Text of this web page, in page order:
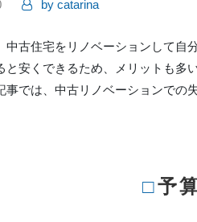
by catarina
中古住宅をリノベーションして自
と安くできるため、メリットも多
事では、中古リノベーションでの
□予